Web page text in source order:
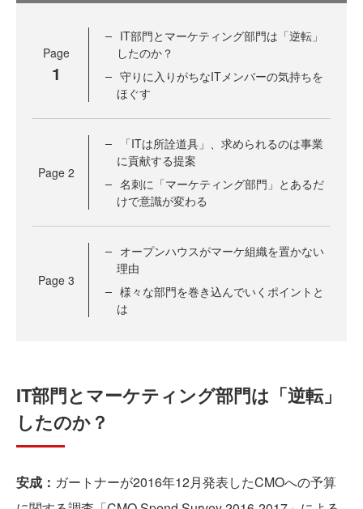
Page
1
IT部門とマーケティング部門は「逆転」
したのか？
守りに入りがちなITメンバーの気持ちを
ほぐす
Page 2
「ITは所詮道具」、求められるのは事業
に貢献する提案
名刺に「マーケティング部門」とあるだ
けで意識が変わる
Page 3
オープンハウスがマーケ組織を置かない
理由
様々な部門を巻き込んでいくポイントと
は
IT部門とマーケティング部門は「逆転」
したのか？
安成： ガートナーが2016年12月発表したCMOへの予算